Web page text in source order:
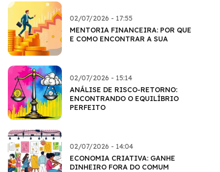
02/07/2026 - 17:55
MENTORIA FINANCEIRA: POR QUE
E COMO ENCONTRAR A SUA
02/07/2026 - 15:14
ANÁLISE DE RISCO-RETORNO:
ENCONTRANDO O EQUILÍBRIO
PERFEITO
02/07/2026 - 14:04
ECONOMIA CRIATIVA: GANHE
DINHEIRO FORA DO COMUM